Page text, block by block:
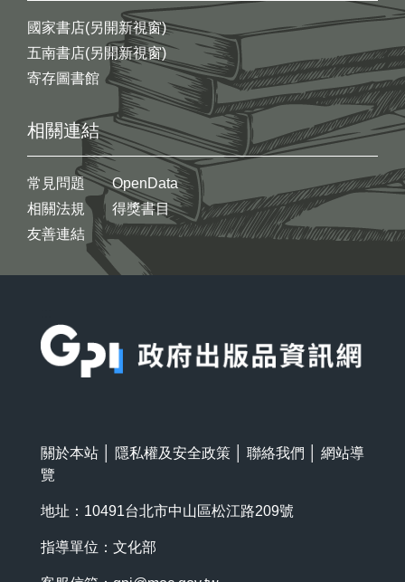
國家書店(另開新視窗)
五南書店(另開新視窗)
寄存圖書館
相關連結
常見問題
相關法規
友善連結
OpenData
得獎書目
關於本站 隱私權及安全政策 聯絡我們
網站導
覽
地址：10491台北市中山區松江路209號
指導單位：文化部